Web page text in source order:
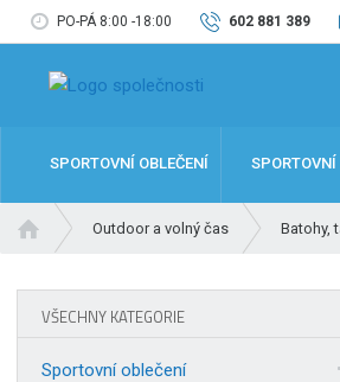
PO-PÁ 8:00 -18:00 602 881 389
SPORTOVNÍ OBLEČENÍ SPORTOVNÍ
Outdoor a volný čas Batohy,
VŠECHNY KATEGORIE
Sportovní oblečení